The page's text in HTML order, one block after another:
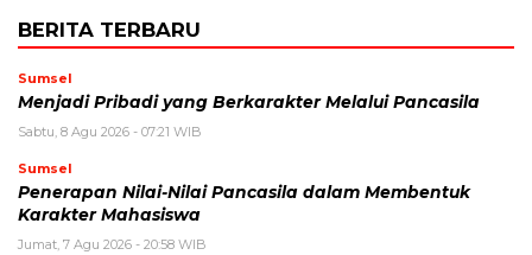
BERITA TERBARU
Sumsel
Menjadi Pribadi yang Berkarakter Melalui Pancasila
Sabtu, 8 Agu 2026 - 07:21 WIB
Sumsel
Penerapan Nilai-Nilai Pancasila dalam Membentuk
Karakter Mahasiswa
Jumat, 7 Agu 2026 - 20:58 WIB